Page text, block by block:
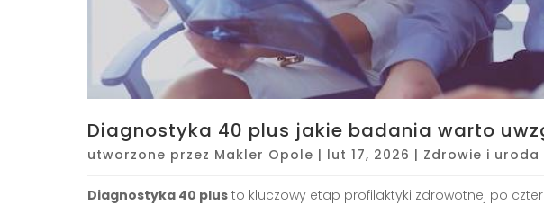
Diagnostyka 40 plus jakie badania warto
utworzone przez Makler Opole | lut 17, 2026 | Zdrowie i uroda
Diagnostyka 40 plus to kluczowy etap profilaktyki zdrowotnej po